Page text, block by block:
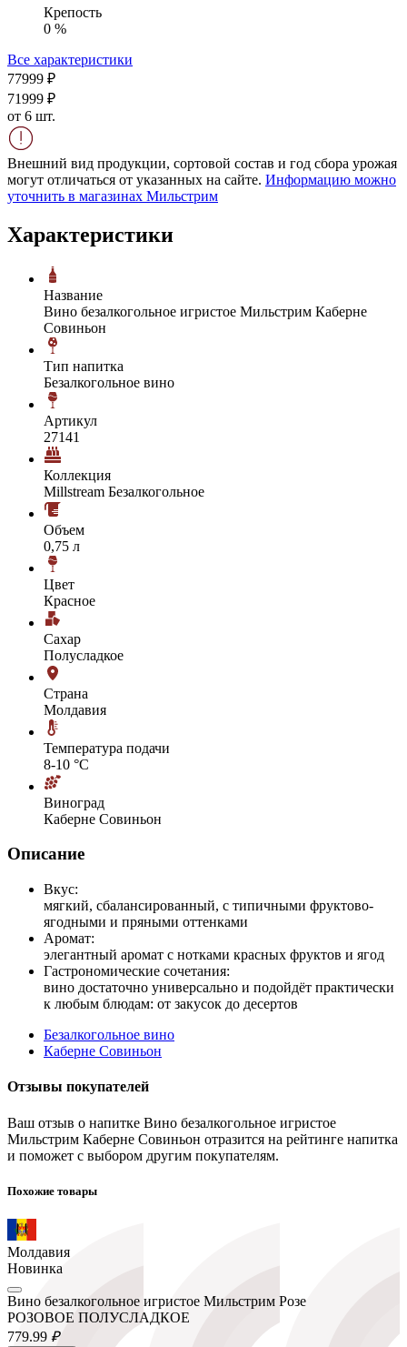
Крепость
0 %
Все характеристики
77999 ₽
71999 ₽
от 6 шт.
Внешний вид продукции, сортовой состав и год сбора урожая
могут отличаться от указанных на сайте. Информацию можно
уточнить в магазинах Мильстрим
Характеристики
Название
Вино безалкогольное игристое Мильстрим Каберне
Совиньон
Тип напитка
Безалкогольное вино
Артикул
27141
Коллекция
Millstream Безалкогольное
Объем
0,75 л
Цвет
Красное
Сахар
Полусладкое
Страна
Молдавия
Температура подачи
8-10 °С
Виноград
Каберне Совиньон
Описание
Вкус:
мягкий, сбалансированный, с типичными фруктово-
ягодными и пряными оттенками
Аромат:
элегантный аромат с нотками красных фруктов и ягод
Гастрономические сочетания:
вино достаточно универсально и подойдёт практически
к любым блюдам: от закусок до десертов
Безалкогольное вино
Каберне Совиньон
Отзывы покупателей
Ваш отзыв о напитке Вино безалкогольное игристое
Мильстрим Каберне Совиньон отразится на рейтинге напитка
и поможет с выбором другим покупателям.
Похожие товары
Молдавия
Новинка
Вино безалкогольное игристое Мильстрим Розе
РОЗОВОЕ ПОЛУСЛАДКОЕ
779.99 ₽